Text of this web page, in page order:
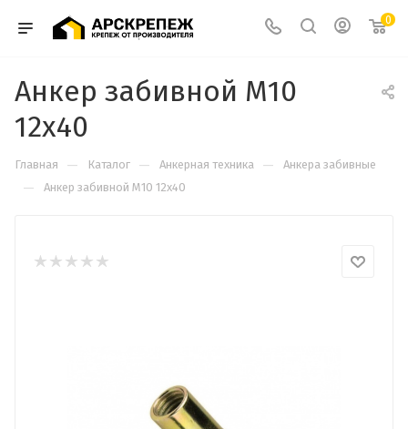
0
Анкер забивной М10
12х40
Главная — Каталог — Анкерная техника — Анкера забивные
— Анкер забивной М10 12х40